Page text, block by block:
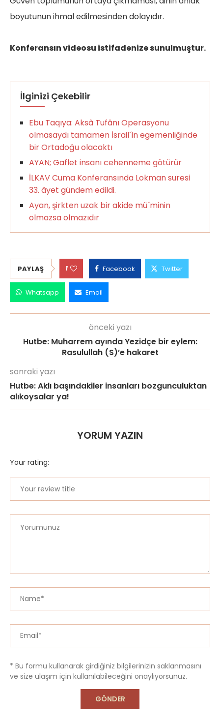
boyutunun ihmal edilmesinden dolayıdır.
Konferansın videosu istifadenize sunulmuştur.
İlginizi Çekebilir
Ebu Taqıya: Aksâ Tufânı Operasyonu
olmasaydı tamamen İsrail´in egemenliğinde
bir Ortadoğu olacaktı
AYAN; Gaflet insanı cehenneme götürür
İLKAV Cuma Konferansında Lokman suresi
33. âyet gündem edildi.
Ayan, şirkten uzak bir akide mü´minin
olmazsa olmazıdır
PAYLAŞ 1 Facebook Twitter
Whatsapp Email
önceki yazı
Hutbe: Muharrem ayında Yezidçe bir eylem:
Rasulullah (S)’e hakaret
sonraki yazı
Hutbe: Aklı başındakiler insanları bozgunculuktan
alıkoysalar ya!
YORUM YAZIN
Your rating:
* Bu formu kullanarak girdiğiniz bilgilerinizin saklanmasını
ve size ulaşım için kullanılabileceğini onaylıyorsunuz.